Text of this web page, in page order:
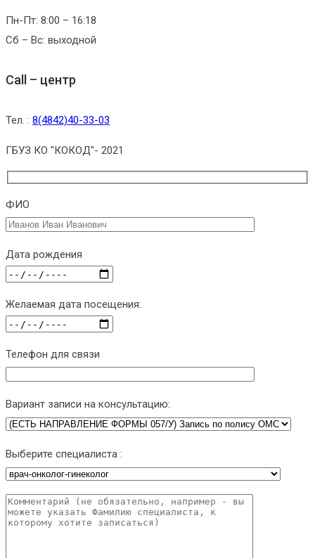
Пн-Пт: 8:00 – 16:18
Сб – Вс: выходной
Call – центр
Тел. : 8(4842)40-33-03
ГБУЗ КО "КОКОД"- 2021
ФИО
Дата рождения
Желаемая дата посещения:
Телефон для связи
Вариант записи на консультацию:
Выберите специалиста :